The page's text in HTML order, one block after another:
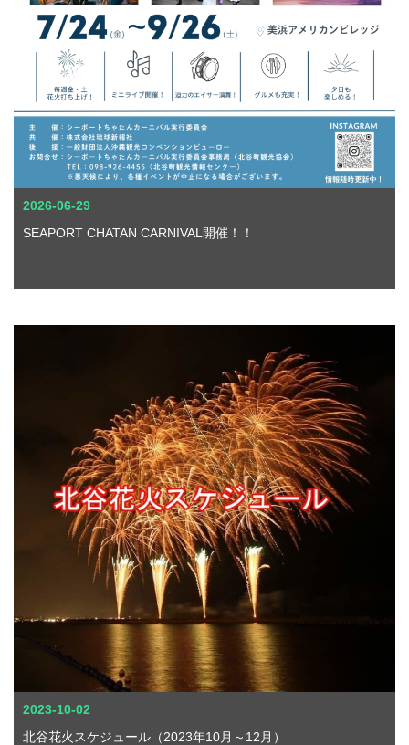
2026-06-29
SEAPORT CHATAN CARNIVAL開催！！
2023-10-02
北谷花火スケジュール（2023年10月～12月）